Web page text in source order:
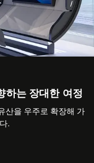
하는 장대한 여정
산을 우주로 확장해 가
.